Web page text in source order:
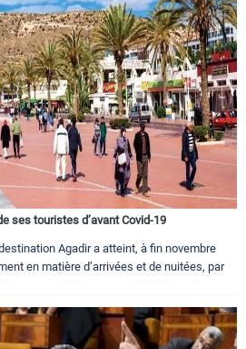
ses touristes d’avant Covid-19
Agadir a atteint, à fin novembre
en matière d’arrivées et de nuitées, par